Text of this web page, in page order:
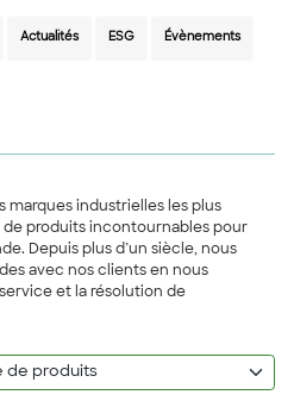
Actualités ESG Évènements
marques industrielles les plus
produits incontournables pour
Depuis plus d’un siècle, nous
avec nos clients en nous
et la résolution de